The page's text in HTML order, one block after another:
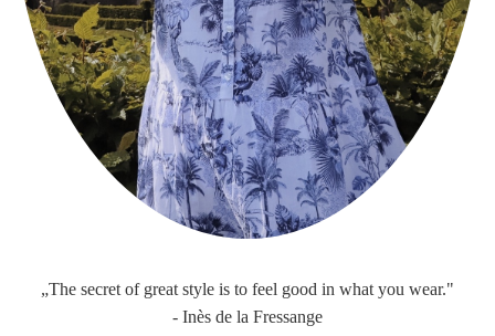
„The secret of great style is to feel good in what you wear."
- Inès de la Fressange